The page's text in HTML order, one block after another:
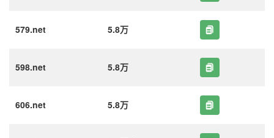
579.net 5.8万
598.net 5.8万
606.net 5.8万